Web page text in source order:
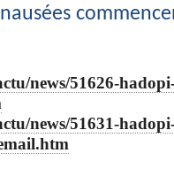
news/51626-
news/51631-